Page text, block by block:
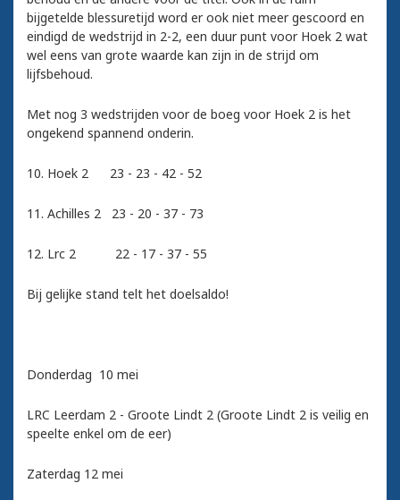
bijgetelde blessuretijd word er ook niet meer gescoord en
eindigd de wedstrijd in 2-2, een duur punt voor Hoek 2 wat
wel eens van grote waarde kan zijn in de strijd om
lijfsbehoud.
Met nog 3 wedstrijden voor de boeg voor Hoek 2 is het
ongekend spannend onderin.
10. Hoek 2 23 - 23 - 42 - 52
11. Achilles 2 23 - 20 - 37 - 73
12. Lrc 2 22 - 17 - 37 - 55
Bij gelijke stand telt het doelsaldo!
Donderdag 10 mei
LRC Leerdam 2 - Groote Lindt 2 (Groote Lindt 2 is veilig en
speelte enkel om de eer)
Zaterdag 12 mei